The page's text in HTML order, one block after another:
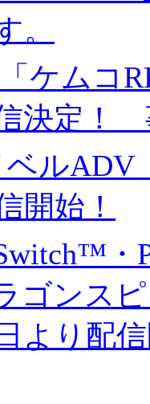
。
ケムコ
決定！
ベルADV
開始！
・
ゴンス
より配